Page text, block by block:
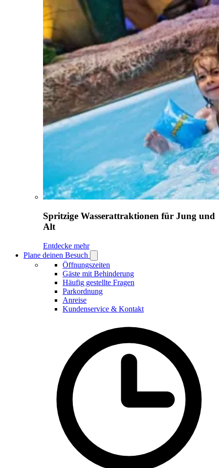
Spritzige Wasserattraktionen für Jung und
Alt
Entdecke mehr
Plane deinen Besuch
Plane
deinen
Besuch
submenu
Öffnungszeiten
Gäste mit Behinderung
Häufig gestellte Fragen
Parkordnung
Anreise
Kundenservice & Kontakt